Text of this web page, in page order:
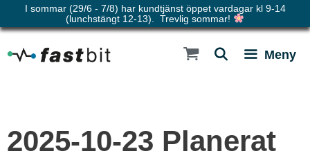
I sommar (29/6 - 7/8) har kundtjänst öppet vardagar kl 9-14
(lunchstängt 12-13). Trevlig sommar!
Hoppa
innehåll
Meny
2025-10-23 Planerat